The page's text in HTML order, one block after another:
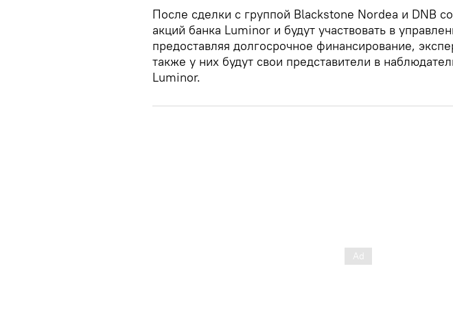
После сделки с группой Blackstone Nordea и DNB
акций банка Luminor и будут участвовать в
предоставляя долгосрочное финансирование,
также у них будут свои представители в
Luminor.